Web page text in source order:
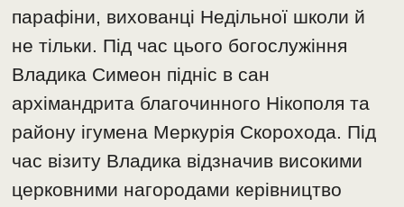
парафіни, вихованці Недільної школи й
не тільки. Під час цього богослужіння
Владика Симеон підніс в сан
архімандрита благочинного Нікополя та
району ігумена Меркурія Скорохода. Під
час візиту Владика відзначив високими
церковними нагородами керівництво